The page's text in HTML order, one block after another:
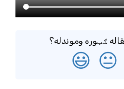
ګټوره وموندله؟
😃 😐